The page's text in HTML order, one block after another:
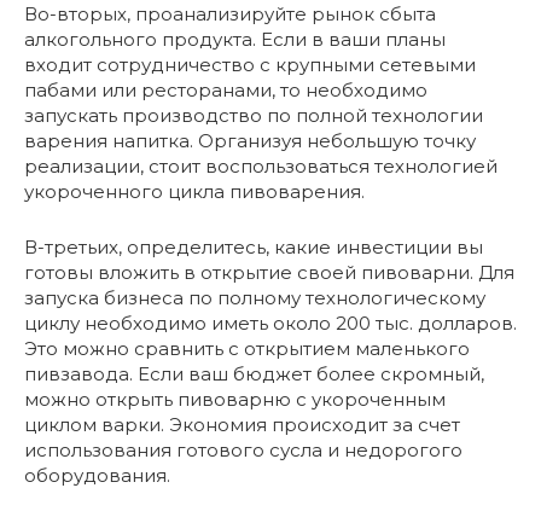
Во-вторых, проанализируйте рынок сбыта
алкогольного продукта. Если в ваши планы
входит сотрудничество с крупными сетевыми
пабами или ресторанами, то необходимо
запускать производство по полной технологии
варения напитка. Организуя небольшую точку
реализации, стоит воспользоваться технологией
укороченного цикла пивоварения.
В-третьих, определитесь, какие инвестиции вы
готовы вложить в открытие своей пивоварни. Для
запуска бизнеса по полному технологическому
циклу необходимо иметь около 200 тыс. долларов.
Это можно сравнить с открытием маленького
пивзавода. Если ваш бюджет более скромный,
можно открыть пивоварню с укороченным
циклом варки. Экономия происходит за счет
использования готового сусла и недорогого
оборудования.